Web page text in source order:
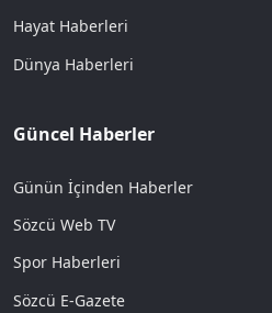
Hayat Haberleri
Dünya Haberleri
Güncel Haberler
Günün İçinden Haberler
Sözcü Web TV
Spor Haberleri
Sözcü E-Gazete